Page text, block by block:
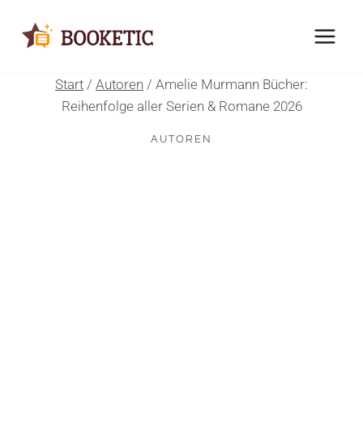
Inhalt
Start / Autoren / Amelie Murmann Bücher:
Reihenfolge aller Serien & Romane 2026
AUTOREN